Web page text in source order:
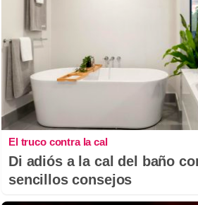
El truco contra la cal
Di adiós a la cal del baño
sencillos consejos